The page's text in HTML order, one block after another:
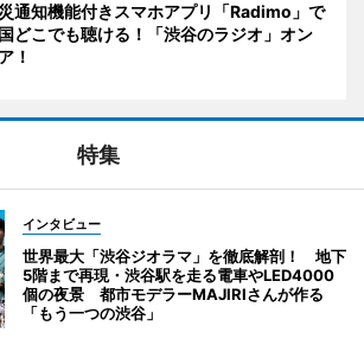
通知機能付きスマホアプリ「Radimo」で
どこでも聴ける！「渋谷のラジオ」オン
！
特集
インタビュー
世界最大「渋谷ジオラマ」を徹底解剖！ 地下
5階まで再現・渋谷駅を走る電車やLED4000
個の夜景 都市モデラーMAJIRIさんが作る
「もう一つの渋谷」